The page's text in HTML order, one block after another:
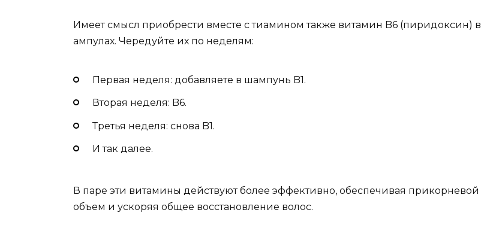
Имеет смысл приобрести вместе с тиамином также витамин B6 (пиридоксин) в
ампулах. Чередуйте их по неделям:
Первая неделя: добавляете в шампунь B1.
Вторая неделя: B6.
Третья неделя: снова B1.
И так далее.
В паре эти витамины действуют более эффективно, обеспечивая прикорневой
объем и ускоряя общее восстановление волос.